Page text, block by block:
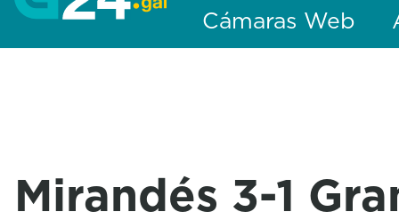
Cámaras Web
Mirandés 3-1